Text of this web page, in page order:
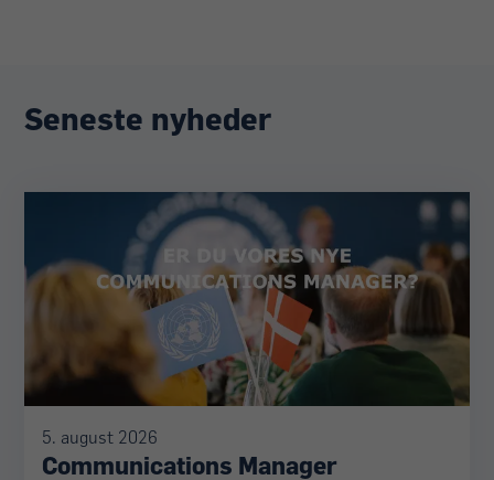
Seneste nyheder
5. august 2026
Communications Manager